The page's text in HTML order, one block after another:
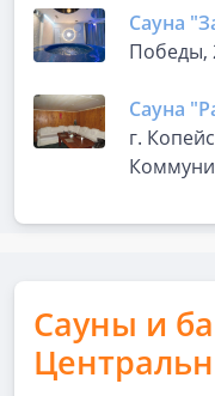
Сауна
Победы,
Сауна
г.
Сауны и